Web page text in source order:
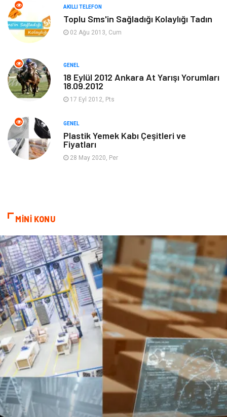
Dekorasyon Tatil
Makine
Güzellik & Bakım
Organizasyon
Hizmet
Aksesuar
AKILLI TELEFON
Toplu Sms'in Sağladığı Kolaylığı Tadın
02 Ağu 2013, Cum
GENEL
18 Eylül 2012 Ankara At Yarışı Yorumları
18.09.2012
17 Eyl 2012, Pts
GENEL
Plastik Yemek Kabı Çeşitleri ve
Fiyatları
28 May 2020, Per
MİNİ KONU